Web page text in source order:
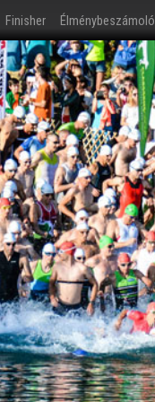
Finisher Élménybeszámoló